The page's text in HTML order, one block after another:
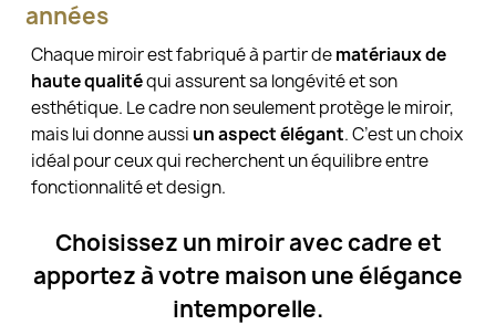
années
Chaque miroir est fabriqué à partir dematériaux de
haute qualitéqui assurent sa longévité et son
esthétique. Le cadre non seulement protège le miroir,
mais lui donne aussi un aspect élégant. C’est un choix
idéal pour ceux qui recherchent un équilibre entre
fonctionnalité et design.
Choisissez un miroir avec cadre et
apportez à votre maison une élégance
intemporelle.